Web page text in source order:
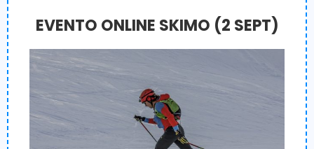
EVENTO ONLINE SKIMO (2 SEPT)